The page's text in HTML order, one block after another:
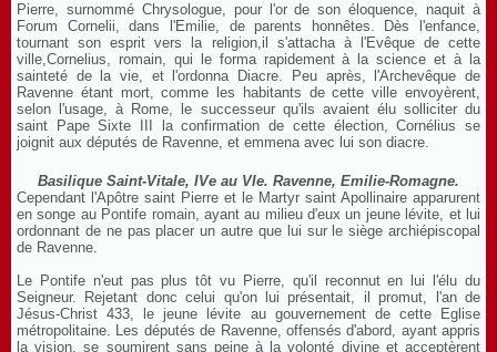
Pierre, surnommé Chrysologue, pour l'or de son éloquence, naquit à
Forum Cornelii, dans l'Emilie, de parents honnêtes. Dès l'enfance,
tournant son esprit vers la religion,il s'attacha à l'Evêque de cette
ville,Cornelius, romain, qui le forma rapidement à la science et à la
sainteté de la vie, et l'ordonna Diacre. Peu après, l'Archevêque de
Ravenne étant mort, comme les habitants de cette ville envoyèrent,
selon l'usage, à Rome, le successeur qu'ils avaient élu solliciter du
saint Pape Sixte III la confirmation de cette élection, Cornélius se
joignit aux députés de Ravenne, et emmena avec lui son diacre.
Basilique Saint-Vitale, IVe au VIe. Ravenne, Emilie-Romagne.
Cependant l'Apôtre saint Pierre et le Martyr saint Apollinaire apparurent
en songe au Pontife romain, ayant au milieu d'eux un jeune lévite, et lui
ordonnant de ne pas placer un autre que lui sur le siège archiépiscopal
de Ravenne.
Le Pontife n'eut pas plus tôt vu Pierre, qu'il reconnut en lui l'élu du
Seigneur. Rejetant donc celui qu'on lui présentait, il promut, l'an de
Jésus-Christ 433, le jeune lévite au gouvernement de cette Eglise
métropolitaine. Les députés de Ravenne, offensés d'abord, ayant appris
la vision, se soumirent sans peine à la volonté divine et acceptèrent